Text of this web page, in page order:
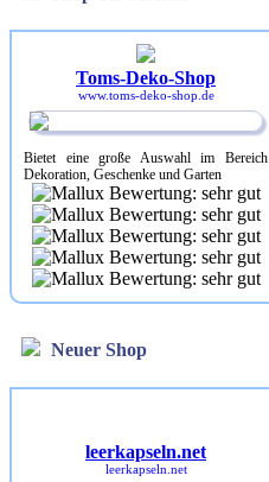
Toms-Deko-Shop
www.toms-deko-shop.de
Bietet eine große Auswahl im Bereich
Dekoration, Geschenke und Garten
Neuer Shop
leerkapseln.net
leerkapseln.net